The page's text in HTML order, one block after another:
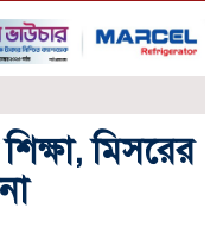
মিসরের